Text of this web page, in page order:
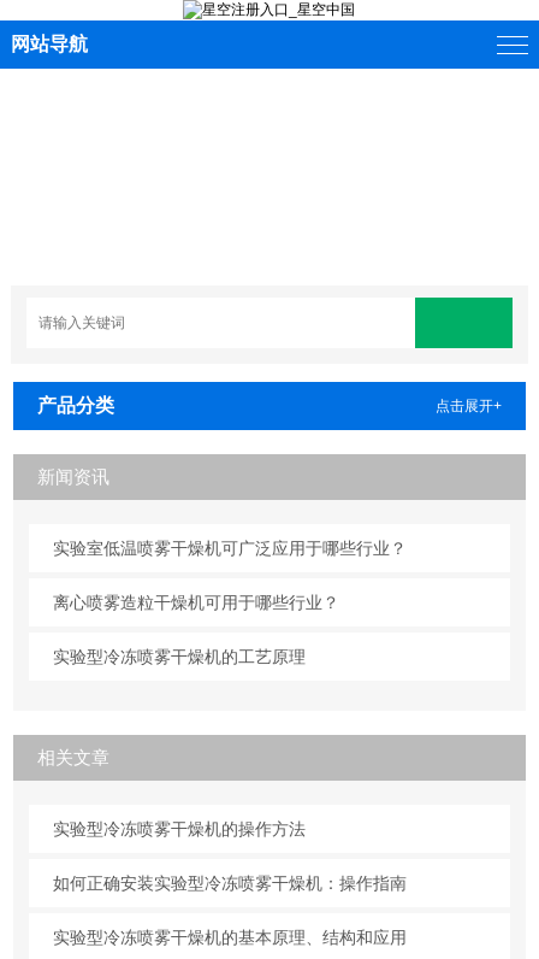
网站导航
产品分类 点击展开+
新闻资讯
实验室低温喷雾干燥机可广泛应用于哪些行业？
离心喷雾造粒干燥机可用于哪些行业？
实验型冷冻喷雾干燥机的工艺原理
相关文章
实验型冷冻喷雾干燥机的操作方法
如何正确安装实验型冷冻喷雾干燥机：操作指南
实验型冷冻喷雾干燥机的基本原理、结构和应用